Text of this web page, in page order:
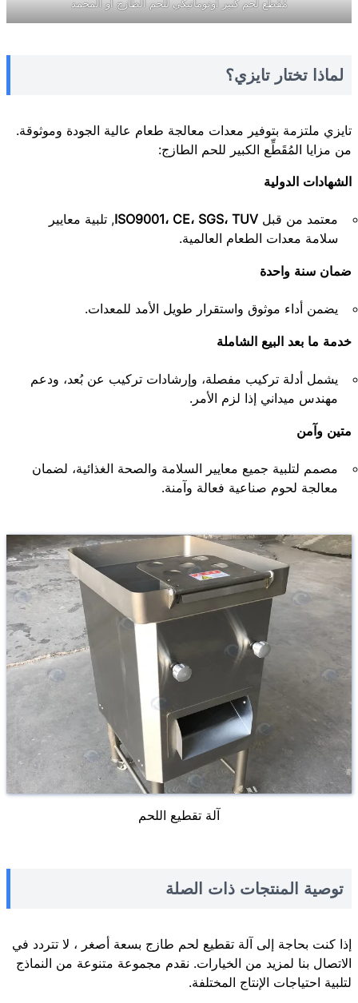
مُقَطِّع لحم كبير أوتوماتيكي للحم الطازج أو المجمد
لماذا تختار تايزي؟
تايزي ملتزمة بتوفير معدات معالجة طعام عالية الجودة وموثوقة.
من مزايا المُقَطِّع الكبير للحم الطازج:
الشهادات الدولية
معتمد من قبل ISO9001، CE، SGS، TUV, تلبية معايير
سلامة معدات الطعام العالمية.
ضمان سنة واحدة
يضمن أداء موثوق واستقرار طويل الأمد للمعدات.
خدمة ما بعد البيع الشاملة
يشمل أدلة تركيب مفصلة، وإرشادات تركيب عن بُعد، ودعم
مهندس ميداني إذا لزم الأمر.
متين وآمن
مصمم لتلبية جميع معايير السلامة والصحة الغذائية، لضمان
معالجة لحوم صناعية فعالة وآمنة.
آلة تقطيع اللحم
توصية المنتجات ذات الصلة
إذا كنت بحاجة إلى آلة تقطيع لحم طازج بسعة أصغر ، لا تتردد في
الاتصال بنا لمزيد من الخيارات. نقدم مجموعة متنوعة من النماذج
لتلبية احتياجات الإنتاج المختلفة.